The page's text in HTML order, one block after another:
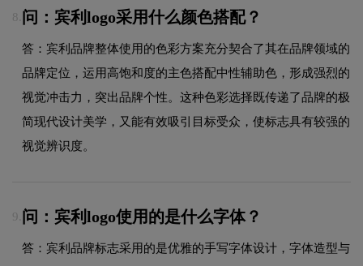
8. 问：宾利logo采用什么颜色搭配？
答：宾利品牌整体使用的色彩方案充分契合了其在品牌领域的
品牌定位，运用高饱和度的主色搭配中性辅助色，形成强烈的
视觉冲击力，突出品牌个性。这种色彩选择既传递了品牌的极
简现代设计美学，又能有效吸引目标受众，使标志具有较强的
视觉辨识度。
9. 问：宾利logo使用的是什么字体？
答：宾利品牌标志采用的是优雅的手写字体设计，字体造型与